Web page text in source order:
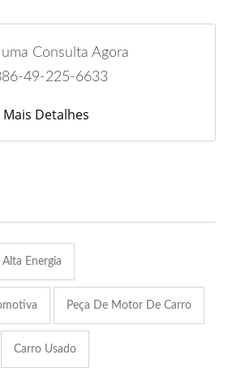
uma Consulta Agora
49-225-6633
Mais Detalhes
Energia
Peça De Motor De Carro
Carro Usado